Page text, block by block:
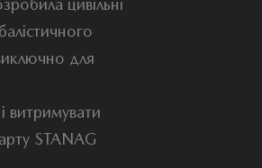
цивільні
для
витримувати
STANAG